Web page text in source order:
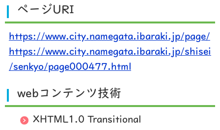
ページURI
https://www.city.namegata.ibaraki.jp/page/
https://www.city.namegata.ibaraki.jp/shisei
/senkyo/page000477.html
webコンテンツ技術
XHTML1.0 Transitional